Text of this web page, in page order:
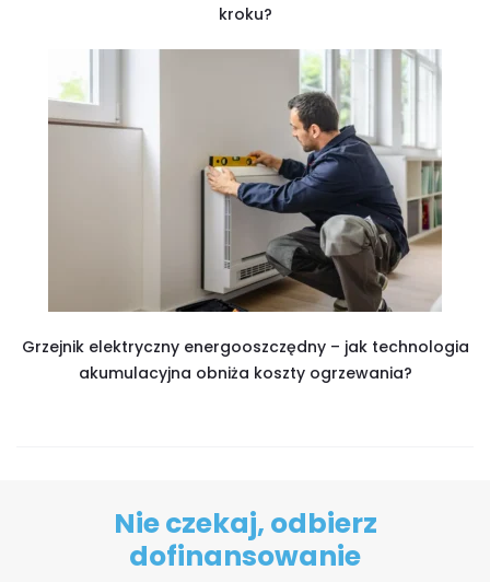
kroku?
Grzejnik elektryczny energooszczędny – jak technologia
akumulacyjna obniża koszty ogrzewania?
Nie czekaj, odbierz
dofinansowanie